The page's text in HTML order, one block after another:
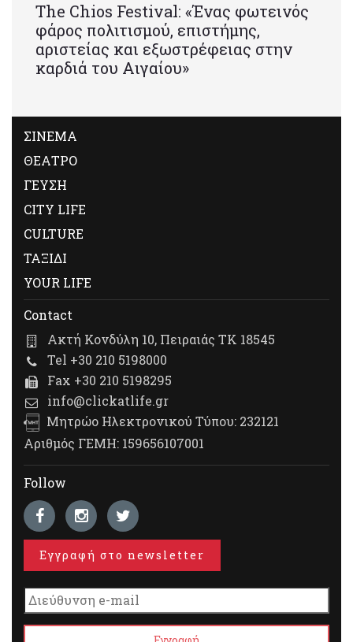
Τhe Chios Festival: «Ένας φωτεινός
φάρος πολιτισμού, επιστήμης,
αριστείας και εξωστρέφειας στην
καρδιά του Αιγαίου»
ΣΙΝΕΜΑ
ΘΕΑΤΡΟ
ΓΕΥΣΗ
CITY LIFE
CULTURE
ΤΑΞΙΔΙ
YOUR LIFE
Contact
Ακτή Κονδύλη 10, Πειραιάς ΤΚ 18545
Tel +30 210 5198000
Fax +30 210 5198295
info@clickatlife.gr
Μητρώο Ηλεκτρονικού Τύπου: 232121
Αριθμός ΓΕΜΗ: 159656107001
Follow
Εγγραφή στο newsletter